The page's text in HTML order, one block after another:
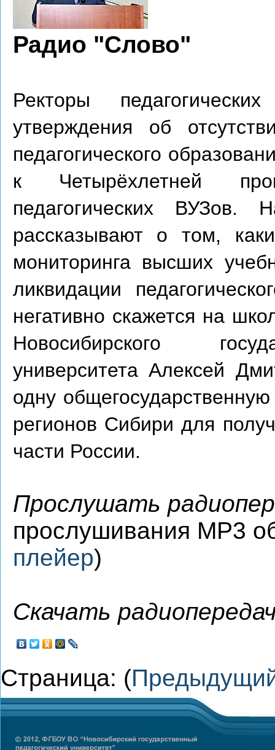
Радио "Слово"
Ректоры
утверждения об
педагогического
к Четырёхлетней
педагогических ВУЗов.
рассказывают о том,
мониторинга высших
ликвидации
негативно скажется на
Новосибирского
университета Алексей
одну
регионов Сибири для
части России.
Прослушать
прослушивания MP3
плейер)
Скачать
Страница: (